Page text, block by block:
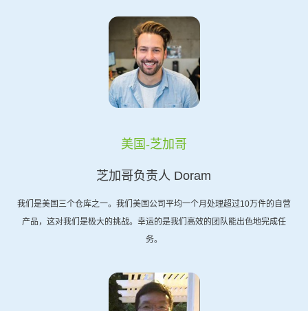
美国-芝加哥
芝加哥负责人 Doram
我们是美国三个仓库之一。我们美国公司平均一个月处理超过10万件的自营
产品，这对我们是极大的挑战。幸运的是我们高效的团队能出色地完成任
务。